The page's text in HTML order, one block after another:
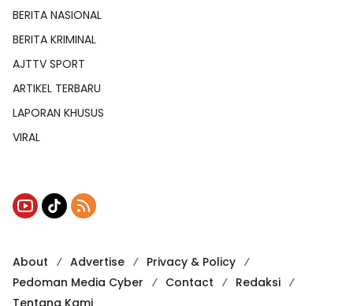
BERITA NASIONAL
BERITA KRIMINAL
AJTTV SPORT
ARTIKEL TERBARU
LAPORAN KHUSUS
VIRAL
About Advertise
Privacy & Policy
Pedoman Media Cyber
Contact
Redaksi